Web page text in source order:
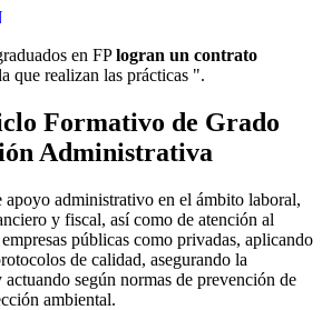
en FPlogran un contrato
que realizan las prácticas ".
Formativo de Grado
Administrativa
apoyo administrativo en el ámbito laboral,
y fiscal, así como de atención al
públicas como privadas, aplicando
de calidad, asegurando la
según normas de prevención de
ambiental.